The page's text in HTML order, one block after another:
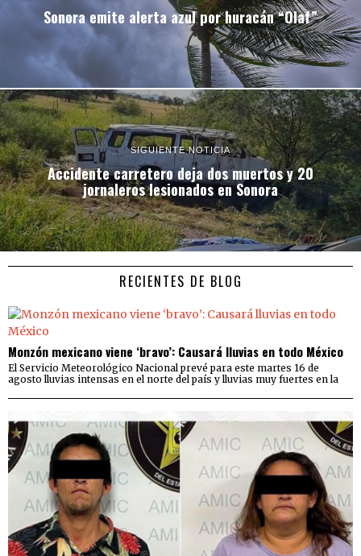
Sonora emite alerta azul por huracán “Olaf”
SIGUIENTE NOTICIA
Accidente carretero deja dos muertos y 20
jornaleros lesionados en Sonora
RECIENTES DE BLOG
Monzón mexicano viene ‘bravo’: Causará lluvias en todo México
El Servicio Meteorológico Nacional prevé para este martes 16 de
agosto lluvias intensas en el norte del país y lluvias muy fuertes en la